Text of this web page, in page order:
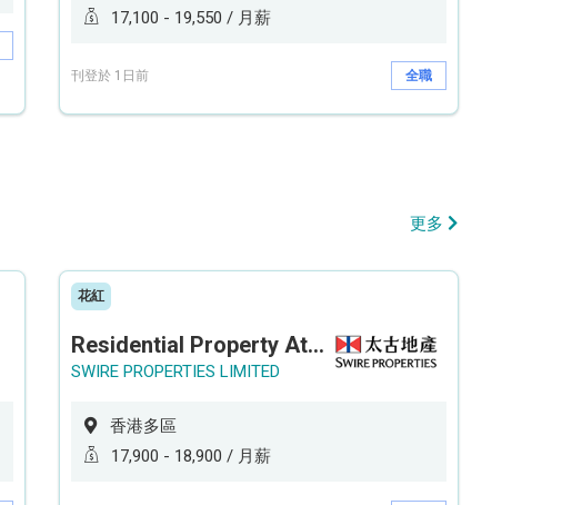
17,100 - 19,550 / 月薪
刊登於 1日前 全職
更多
花紅
Residential Property Attendant 住宅物業管理員
SWIRE PROPERTIES LIMITED
香港多區
17,900 - 18,900 / 月薪